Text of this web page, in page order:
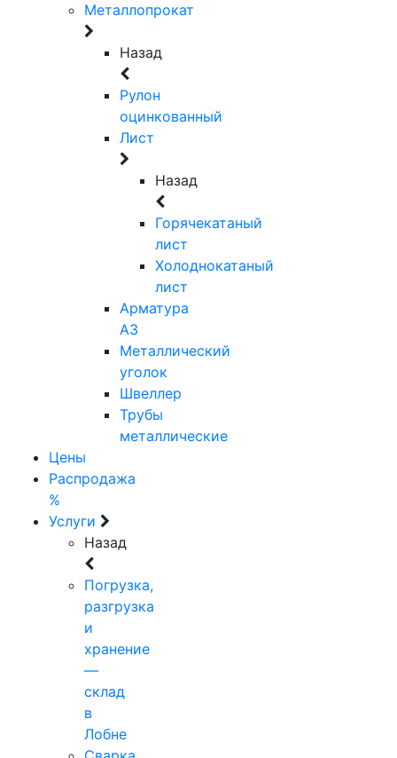
Металлопрокат
Назад
Рулон
оцинкованный
Лист
Назад
Горячекатаный
лист
Холоднокатаный
лист
Арматура
А3
Металлический
уголок
Швеллер
Трубы
металлические
Цены
Распродажа
%
Услуги
Назад
Погрузка,
разгрузка
и
хранение
—
склад
в
Лобне